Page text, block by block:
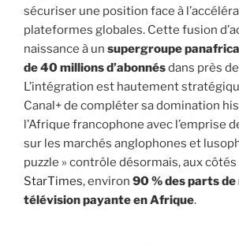
sécuriser une position face à
plateformes globales. Cette fusion
naissance à un supergroupe
de 40 millions d’abonnésdans près
L’intégration est hautement
Canal+ de compléter sa domination
l’Afrique francophone avec l’emprise
sur les marchés anglophones et
puzzle » contrôle désormais, aux
StarTimes, environ 90 % des parts de
télévision payante en Afrique.